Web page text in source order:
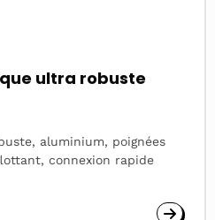
ultra robuste
aluminium, poignées
connexion rapide